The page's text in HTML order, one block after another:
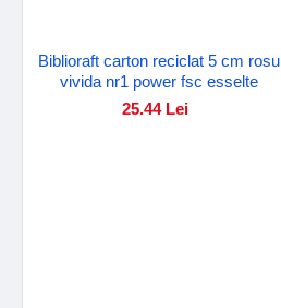
Biblioraft carton reciclat 5 cm rosu
vivida nr1 power fsc esselte
25.44 Lei